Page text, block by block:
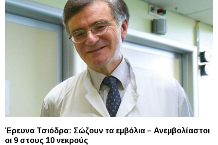
Έρευνα Τσιόδρα: Σώζουν τα εμβόλια – Ανεμβολίαστοι
οι 9 στους 10 νεκρούς